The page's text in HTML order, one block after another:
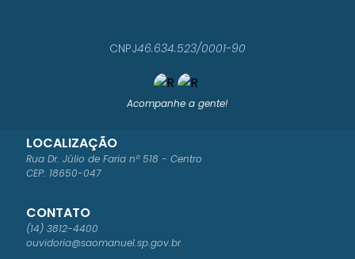
Acompanhe a gente!
LOCALIZAÇÃO
Rua Dr. Júlio de Faria nº 518 - Centro
CEP: 18650-047
CONTATO
(14) 3812-4400
ouvidoria@saomanuel.sp.gov.br
CNPJ46.634.523/0001-90